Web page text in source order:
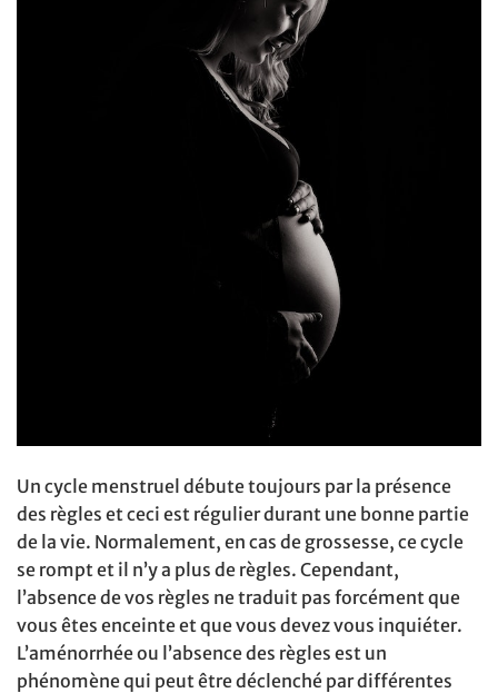
Un cycle menstruel débute toujours par la présence
des règles et ceci est régulier durant une bonne partie
de la vie. Normalement, en cas de grossesse, ce cycle
se rompt et il n’y a plus de règles. Cependant,
l’absence de vos règles ne traduit pas forcément que
vous êtes enceinte et que vous devez vous inquiéter.
L’aménorrhée ou l’absence des règles est un
phénomène qui peut être déclenché par différentes